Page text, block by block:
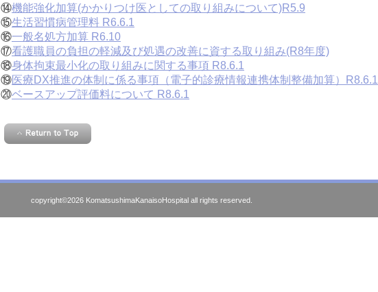
⑭機能強化加算(かかりつけ医としての取り組みについて)R5.9
⑮生活習慣病管理料 R6.6.1
⑯一般名処方加算 R6.10
⑰看護職員の負担の軽減及び処遇の改善に資する取り組み(R8年度)
⑱身体拘束最小化の取り組みに関する事項 R8.6.1
⑲医療DX推進の体制に係る事項（電子的診療情報連携体制整備加算）R8.6.1
⑳ベースアップ評価料について R8.6.1
copyright©2026 KomatsushimaKanaisoHospital all rights reserved.